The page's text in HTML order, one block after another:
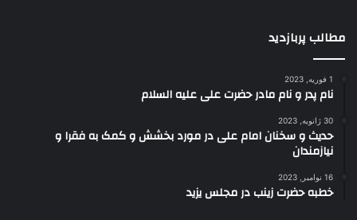
مطالب پربازدید
1 فوریه, 2023
نام پدر و نام مادر حضرت علی علیه السلام
30 ژانویه, 2023
حدیث و سخنان امام علی در مورد بخشش و کمک به فقرا و
نیازمندان
16 نوامبر, 2023
خطبه حضرت زینب در مجلس یزید